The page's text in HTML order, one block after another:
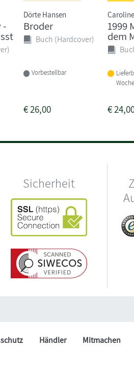
-
Dörte Hansen
Broder
Buch (Hardcover)
Vorbestellbar
€26,00
1999
dem
€
Sicherheit
Händler Mitmachen